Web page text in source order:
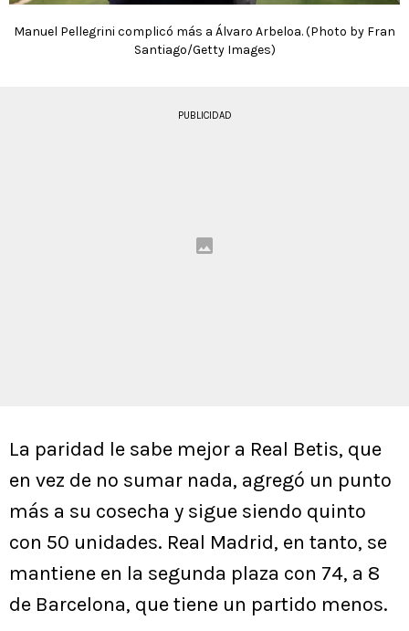
Manuel Pellegrini complicó más a Álvaro Arbeloa. (Photo by Fran
Santiago/Getty Images)
PUBLICIDAD
La paridad le sabe mejor a Real Betis, que
en vez de no sumar nada, agregó un punto
más a su cosecha y sigue siendo quinto
con 50 unidades. Real Madrid, en tanto, se
mantiene en la segunda plaza con 74, a 8
de Barcelona, que tiene un partido menos.